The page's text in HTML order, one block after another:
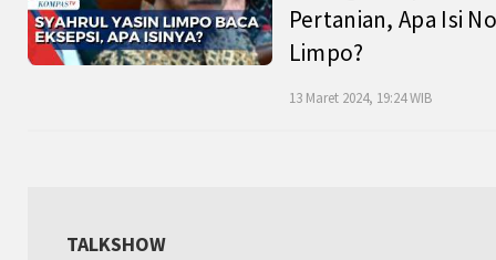
Pertanian, Apa Isi
Limpo?
13 Maret 2024, 19:24 WIB
TALKSHOW